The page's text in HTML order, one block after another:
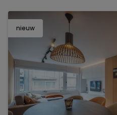
nieuw